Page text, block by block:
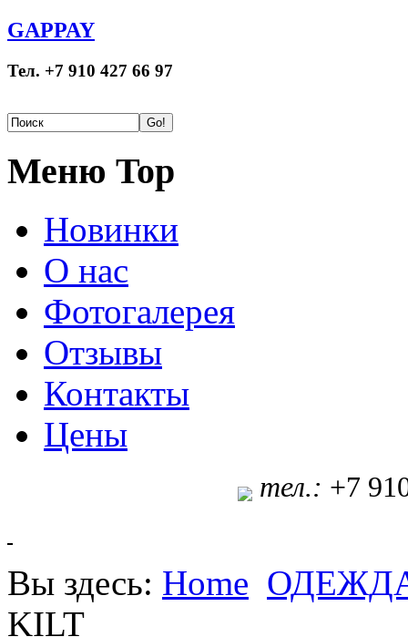
GAPPAY
Тел. +7 910 427 66 97
Меню Top
Новинки
О нас
Фотогалерея
Отзывы
Контакты
Цены
тел.: +7
Вы здесь: Home
KILT